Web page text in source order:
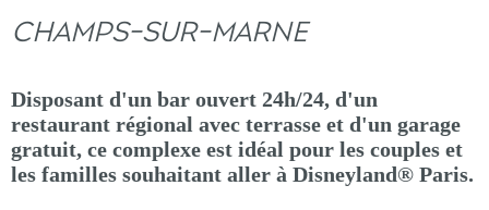
CHAMPS-SUR-MARNE
Disposant d'un bar ouvert 24h/24, d'un
restaurant régional avec terrasse et d'un garage
gratuit, ce complexe est idéal pour les couples et
les familles souhaitant aller à Disneyland® Paris.